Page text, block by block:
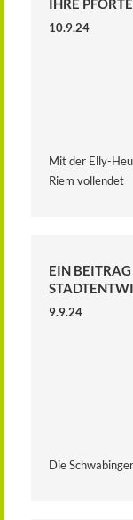
IHRE
10.9.24
Mit der Elly-
Riem vollendet
EIN
9.9.24
Die